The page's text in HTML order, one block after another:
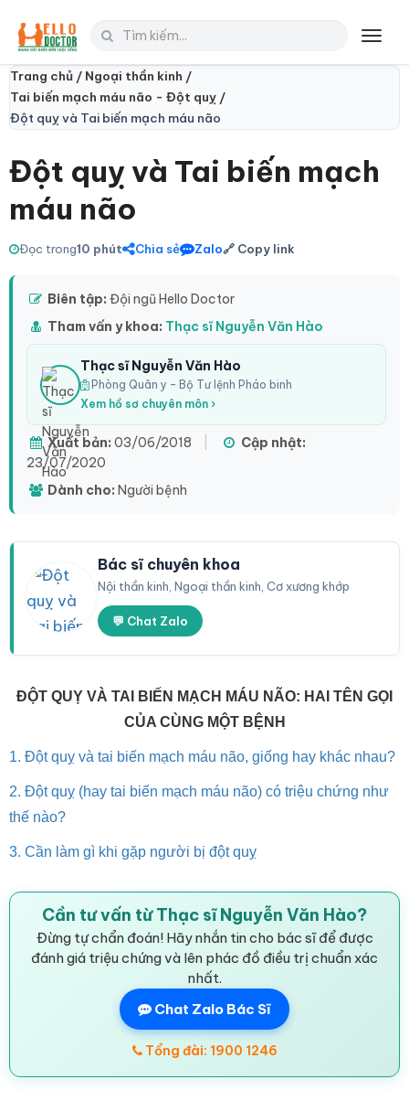
Trang chủ / Ngoại thần kinh /
Tai biến mạch máu não - Đột quỵ /
Đột quỵ và Tai biến mạch máu não
Đột quỵ và Tai biến mạch
máu não
Đọc trong10 phút Chia sẻ Zalo🔗 Copy link
Biên tập: Đội ngũ Hello Doctor
Tham vấn y khoa: Thạc sĩ Nguyễn Văn Hào
Thạc sĩ Nguyễn Văn Hào
Phòng Quân y – Bộ Tư lệnh Pháo binh
Xem hồ sơ chuyên môn ›
Xuất bản: 03/06/2018
Cập nhật:
23/07/2020
Dành cho: Người bệnh
Bác sĩ chuyên khoa
Nội thần kinh, Ngoại thần kinh, Cơ xương khớp
💬 Chat Zalo
ĐỘT QUỴ VÀ TAI BIẾN MẠCH MÁU NÃO: HAI TÊN GỌI
CỦA CÙNG MỘT BỆNH
1. Đột quỵ và tai biến mạch máu não, giống hay khác nhau?
2. Đột quỵ (hay tai biến mạch máu não) có triệu chứng như
thế nào?
3. Cần làm gì khi gặp người bị đột quỵ
Cần tư vấn từ Thạc sĩ Nguyễn Văn Hào?
Đừng tự chẩn đoán! Hãy nhắn tin cho bác sĩ để được
đánh giá triệu chứng và lên phác đồ điều trị chuẩn xác
nhất.
Chat Zalo Bác Sĩ
Tổng đài: 1900 1246